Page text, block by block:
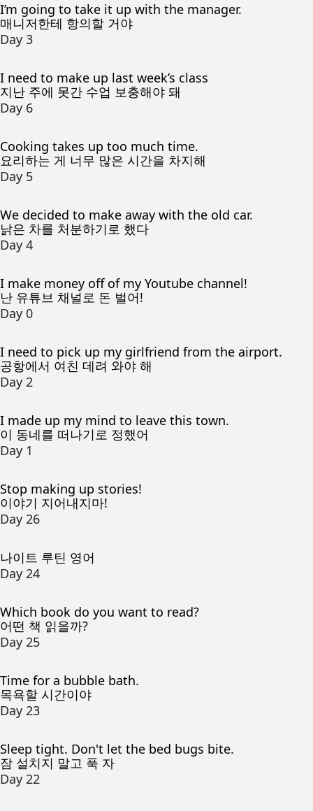
I’m going to take it up with the manager.
매니저한테 항의할 거야
Day 3
I need to make up last week’s class
지난 주에 못간 수업 보충해야 돼
Day 6
Cooking takes up too much time.
요리하는 게 너무 많은 시간을 차지해
Day 5
We decided to make away with the old car.
낡은 차를 처분하기로 했다
Day 4
I make money off of my Youtube channel!
난 유튜브 채널로 돈 벌어!
Day 0
I need to pick up my girlfriend from the airport.
공항에서 여친 데려 와야 해
Day 2
I made up my mind to leave this town.
이 동네를 떠나기로 정했어
Day 1
Stop making up stories!
이야기 지어내지마!
Day 26
나이트 루틴 영어
Day 24
Which book do you want to read?
어떤 책 읽을까?
Day 25
Time for a bubble bath.
목욕할 시간이야
Day 23
Sleep tight. Don't let the bed bugs bite.
잠 설치지 말고 푹 자
Day 22